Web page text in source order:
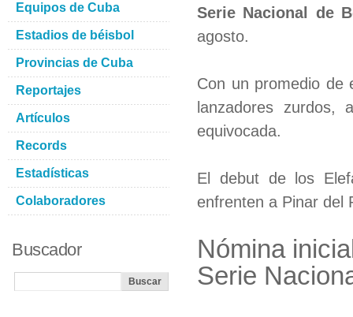
Serie Nacional de
agosto.
Con un promedio de
lanzadores
equivocada.
El debut de los
enfrenten a Pinar del
Nómina
Serie
Equipos de Cuba
Estadios de béisbol
Provincias de Cuba
Reportajes
Artículos
Records
Estadísticas
Colaboradores
Buscador